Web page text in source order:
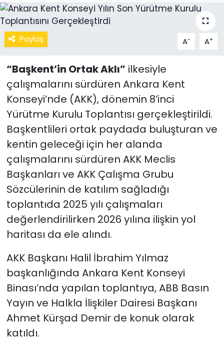
Paylaş A- A+
“Başkent’in Ortak Aklı” ilkesiyle
çalışmalarını sürdüren Ankara Kent
Konseyi’nde (AKK), dönemin 8’inci
Yürütme Kurulu Toplantısı gerçekleştirildi.
Başkentlileri ortak paydada buluşturan ve
kentin geleceği için her alanda
çalışmalarını sürdüren AKK Meclis
Başkanları ve AKK Çalışma Grubu
Sözcülerinin de katılım sağladığı
toplantıda 2025 yılı çalışmaları
değerlendirilirken 2026 yılına ilişkin yol
haritası da ele alındı.
AKK Başkanı Halil İbrahim Yılmaz
başkanlığında Ankara Kent Konseyi
Binası’nda yapılan toplantıya, ABB Basın
Yayın ve Halkla İlişkiler Dairesi Başkanı
Ahmet Kürşad Demir de konuk olarak
katıldı.